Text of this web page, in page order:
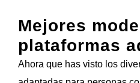
Mejores
plataformas
Ahora que has visto los